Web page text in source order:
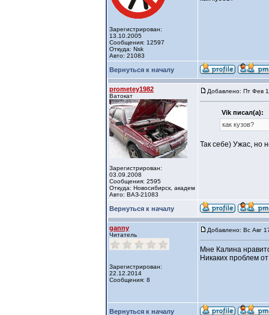
Зарегистрирован:
13.10.2005
Сообщения: 12597
Откуда: Nsk
Авто: 21083
Вернуться к началу
prometey1982
Ватокат
Зарегистрирован:
03.09.2008
Сообщения: 2595
Откуда: Новосибирск, академ
Авто: ВАЗ-21083
Добавлено: Пт Фев
Vik писал(а):
как кузов?
Так себе) Ужас, но
Вернуться к началу
ganny
Читатель
Зарегистрирован:
22.12.2014
Сообщения: 8
Добавлено: Вс Авг
Мне Калина
Никаких проблем
Вернуться к началу